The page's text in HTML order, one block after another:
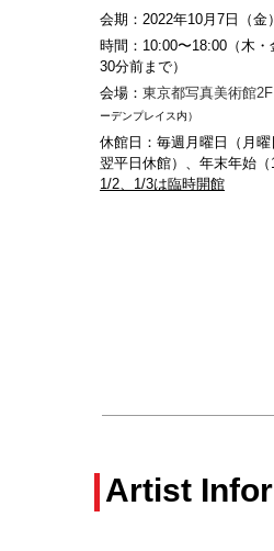
会期：2022年10月7日（金
時間：10:00〜18:00（木
30分前まで）
会場： 東京都写真美術館2F
ーデンプレイス内）
休館日：毎週月曜日（月曜
翌平日休館）、年末年始（
1/2、1/3は臨時開館
Artist